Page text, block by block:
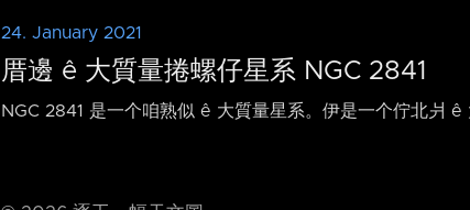
24. January 2021
厝邊 ê 大質量捲螺仔星系 NGC 2841
NGC 2841 是一个咱熟似 ê 大質量星系。伊是一个佇北爿